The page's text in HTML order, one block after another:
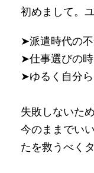
初めまして。
➤派遣時代の
➤仕事選びの
➤ゆるく自分
失敗しないた
今のままでい
たを救うべく